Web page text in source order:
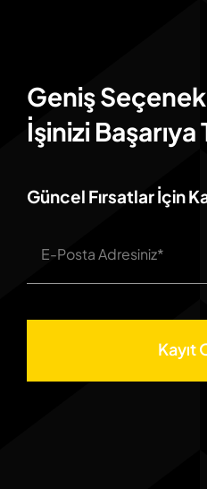
Geniş
İşinizi Başarıya
Güncel Fırsatlar İçin
Kayıt